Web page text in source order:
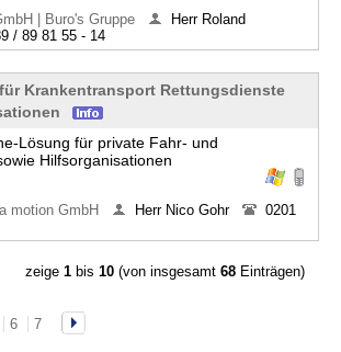
| Buro's Gruppe
Herr Roland
/ 89 81 55 - 14
Krankentransport Rettungsdienste
Lösung für private Fahr- und
Hilfsorganisationen
motion GmbH Herr Nico Gohr
0201
zeige 1bis 10(von insgesamt 68Einträgen)
6 7